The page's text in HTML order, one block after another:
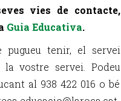
vies de contacte,
Guia Educativa.
pugueu tenir, el servei
la vostre servei. Podeu
al 938 422 016 o bé